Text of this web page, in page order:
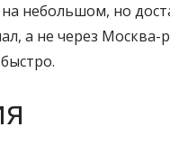
небольшом, но
а не через